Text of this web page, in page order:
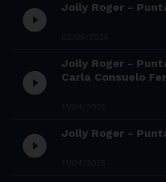
play_circle_filled Jolly Roger -
play_circle_filled
Jolly Roger -
Carla Consuelo
play_circle_filled Jolly Roger -